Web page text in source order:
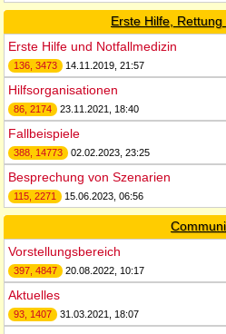
Erste Hilfe,
Erste Hilfe und Notfallmedizin
136, 3473 14.11.2019, 21:57
Hilfsorganisationen
86, 2174 23.11.2021, 18:40
Fallbeispiele
388, 14773 02.02.2023, 23:25
Besprechung von Szenarien
115, 2271 15.06.2023, 06:56
Vorstellungsbereich
397, 4847 20.08.2022, 10:17
Aktuelles
93, 1407 31.03.2021, 18:07